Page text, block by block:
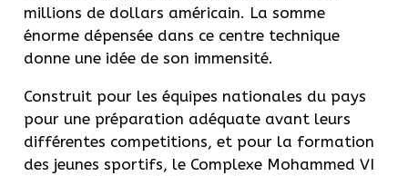
millions de dollars américain. La somme
énorme dépensée dans ce centre technique
donne une idée de son immensité.
Construit pour les équipes nationales du pays
pour une préparation adéquate avant leurs
différentes competitions, et pour la formation
des jeunes sportifs, le Complexe Mohammed VI